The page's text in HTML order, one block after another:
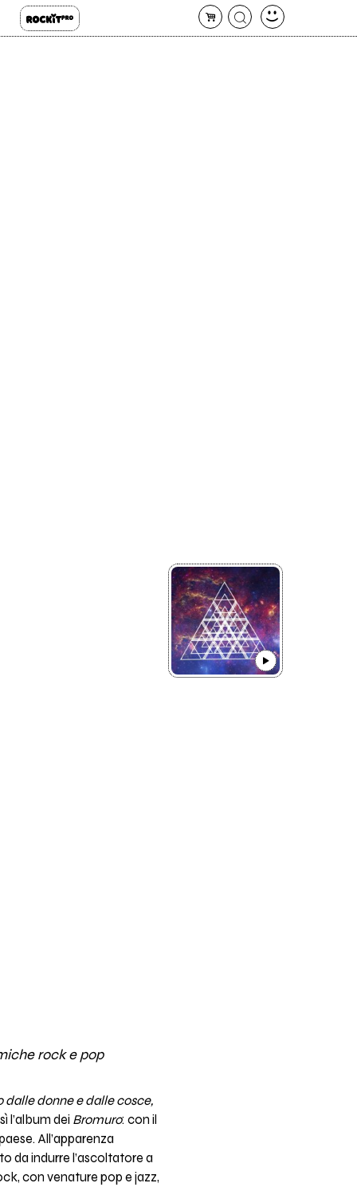
rock e pop
dalle donne e dalle cosce,
l’album dei Bromuro: con il
All’apparenza
da indurre l’ascoltatore a
con venature pop e jazz,